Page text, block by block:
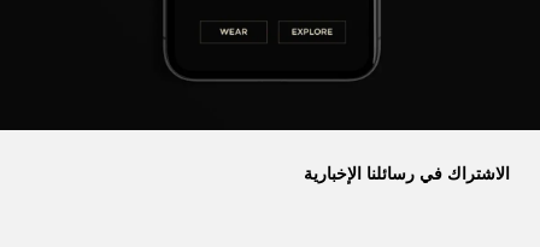
الاشتراك في رسائلنا الإخبارية